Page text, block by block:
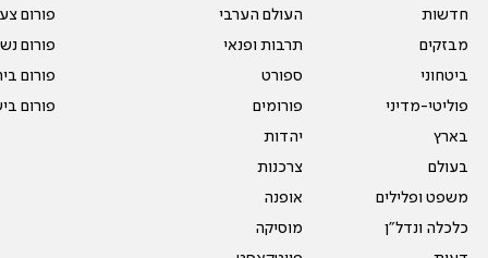
חדשות
מבזקים
ביטחוני
פוליטי-מדיני
בארץ
בעולם
משפט ופלילים
כלכלה ונדל"ן
העולם הערבי
תרבות ופנאי
ספורט
פורומים
יהדות
צרכנות
אופנה
מוסיקה
פורום
פורום
פורום
פורום